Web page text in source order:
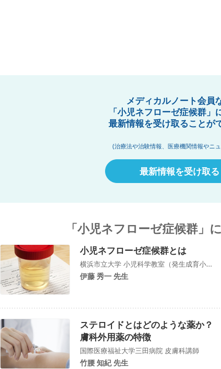
メディカルノート会員
「小児ネフローゼ症候群」
最新情報を受け取ることが
(治療法や治験情報、医療機関情報やニ
最新情報を受け取る
「小児ネフローゼ症候群」
小児ネフローゼ症候群とは
横浜市立大学 小児科学教室（発生成育小...
伊藤 秀一 先生
ステロイドとはどのような薬か
膚科外用薬の特徴
国際医療福祉大学三田病院 皮膚科講師
竹腰 知紀 先生